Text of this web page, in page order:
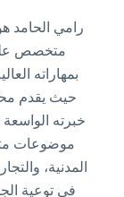
رامي الحامد
متخصص
بمهاراته
حيث يقدم
خبرته
موضوعات
المدنية،
في توعية